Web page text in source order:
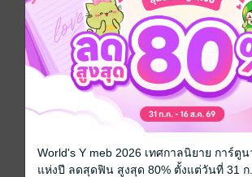
ความยาว
ราคาปก
เรื่องที่คุณน่าจะสนใจ
World's Y meb 2026 เทศกาลนิยาย การ์ตู
แห่งปี ลดสุดฟิน สูงสุด 80% ตั้งแต่วันที่ 31 ก